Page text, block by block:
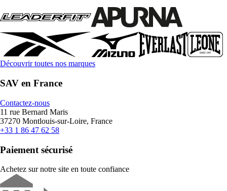
Découvrir toutes nos marques
SAV en France
Contactez-nous
11 rue Bernard Maris
37270 Montlouis-sur-Loire, France
+33 1 86 47 62 58
Paiement sécurisé
Achetez sur notre site en toute confiance